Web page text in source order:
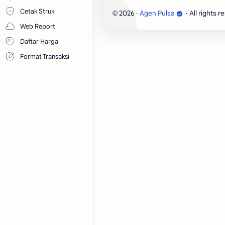
Cetak Struk
Web Report
Daftar Harga
Format Transaksi
© 2026 ‧ Agen Pulsa ‧ All rights